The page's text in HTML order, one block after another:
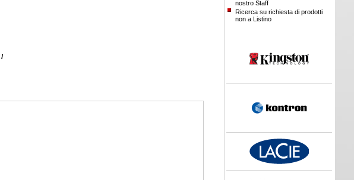
/
nostro Staff
Ricerca su richiesta di prodotti
non a Listino